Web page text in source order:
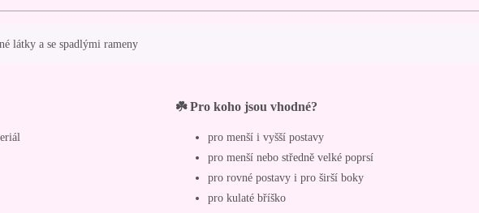
látky a se spadlými rameny
☘️ Pro koho jsou vhodné?
pro menší i vyšší postavy
pro menší nebo středně velké poprsí
pro rovné postavy i pro širší boky
pro kulaté bříško